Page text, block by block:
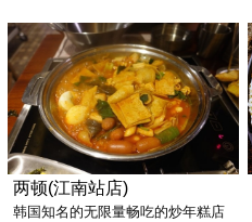
两顿(江南站店)
韩国知名的无限量畅吃的炒年糕店